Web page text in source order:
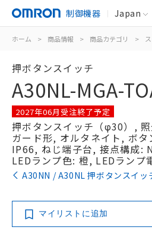
制御機器 Japan
ホーム > 商品情報 > 商品カテゴリ >
押ボタンスイッチ
A30NL-MGA-
2027年06月受注終了予定
押ボタンスイッチ（φ30）,
ガード形, オルタネイト, ボ
IP66, ねじ端子台, 接点構成:
LEDランプ色: 橙, LEDランプ
A30NN / A30NL 押ボタンスイッ
マイリストに追加